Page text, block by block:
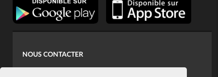
NOUS CONTACTER